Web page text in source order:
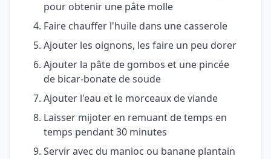
pour obtenir une pâte molle
Faire chauffer l'huile dans une casserole
Ajouter les oignons, les faire un peu dorer
Ajouter la pâte de gombos et une pincée
de bicar-bonate de soude
Ajouter l'eau et le morceaux de viande
Laisser mijoter en remuant de temps en
temps pendant 30 minutes
Servir avec du manioc ou banane plantain